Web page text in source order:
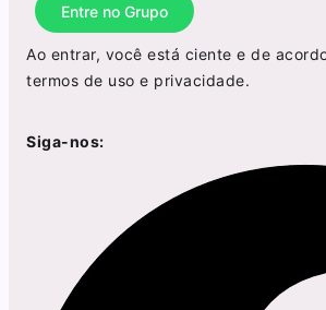
Entre no Grupo
Ao entrar, você está ciente e de
termos de uso e privacidade.
Siga-nos: